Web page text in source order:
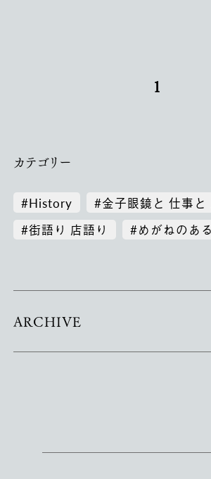
1
カテゴリー
#History
#金子眼鏡と 仕事と
#街語り 店語り
#めがねのあ
ARCHIVE